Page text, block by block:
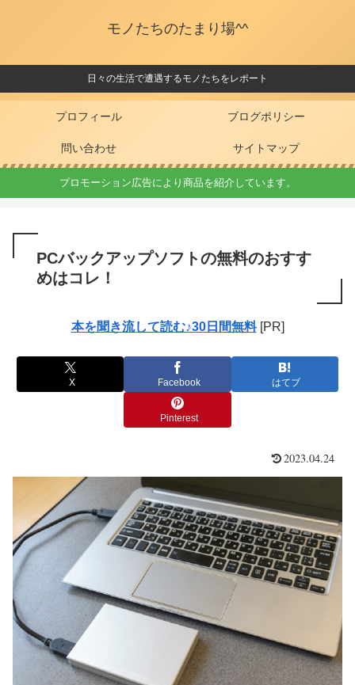
モノたちのたまり場^^
日々の生活で遭遇するモノたちをレポート
プロフィール ブログポリシー
問い合わせ サイトマップ
プロモーション広告により商品を紹介しています。
PCバックアップソフトの無料のおすす
めはコレ！
本を聞き流して読む♪30日間無料[PR]
X Facebook はてブ
Pinterest
2023.04.24